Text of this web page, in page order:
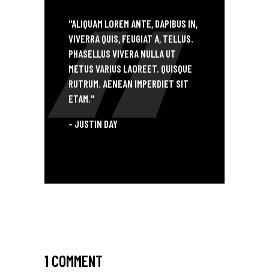
"ALIQUAM LOREM ANTE, DAPIBUS IN,
VIVERRA QUIS, FEUGIAT A, TELLUS.
PHASELLUS VIVERA NULLA UT
METUS VARIUS LAOREET. QUISQUE
RUTRUM. AENEAN IMPERDIET SIT
ETAM."
- JUSTIN DAY
1 COMMENT